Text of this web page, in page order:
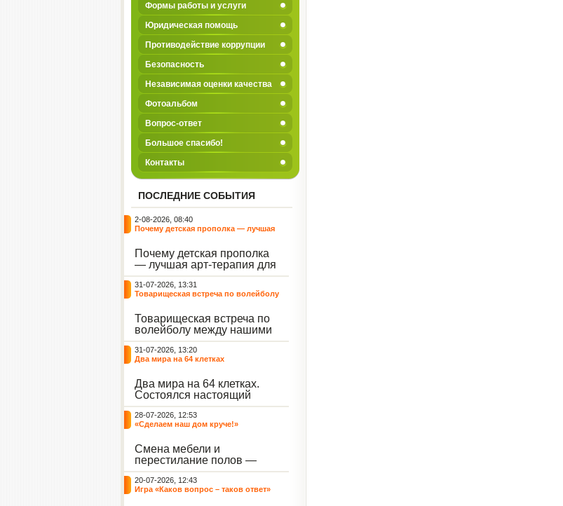
Формы работы и услуги
Юридическая помощь
Противодействие коррупции
Безопасность
Независимая оценки качества
Фотоальбом
Вопрос-ответ
Большое спасибо!
Контакты
ПОСЛЕДНИЕ СОБЫТИЯ
2-08-2026, 08:40
Почему детская прополка — лучшая
Почему детская прополка
— лучшая арт-терапия для
воспитателя?
31-07-2026, 13:31
Товарищеская встреча по волейболу
Товарищеская встреча по
волейболу между нашими
воспитанниками и
сельскими ребятами.
31-07-2026, 13:20
Два мира на 64 клетках
Два мира на 64 клетках.
Состоялся настоящий
интеллектуальный
праздник — турнир по
шахматам и шашкам.
небывалый ажиотаж среди
воспитанников, превратив
тихие залы центра в арену
напряжённых поединков,
громких аплодисментов и
28-07-2026, 12:53
«Сделаем наш дом круче!»
Смена мебели и
перестилание полов —
дело рук профессионалов.
А вот создание настоящего
домашнего уюта — задача
20-07-2026, 12:43
Игра «Каков вопрос – таков ответ»